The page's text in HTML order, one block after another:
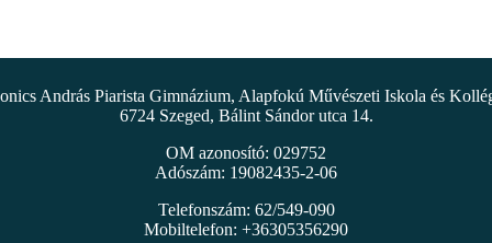
András Piarista Gimnázium, Alapfokú Művészeti Iskola és
6724 Szeged, Bálint Sándor utca 14.
OM azonosító: 029752
Adószám: 19082435-2-06
Telefonszám: 62/549-090
Mobiltelefon: +36305356290